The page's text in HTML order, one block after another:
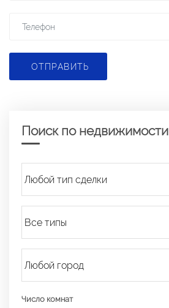
ОТПРАВИТЬ
Поиск по недвижимости
Число комнат